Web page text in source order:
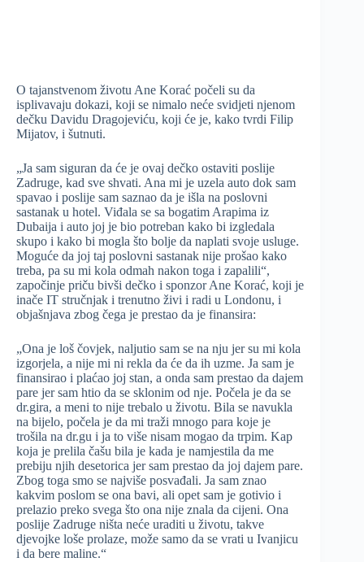
O tajanstvenom životu Ane Korać počeli su da
isplivavaju dokazi, koji se nimalo neće svidjeti njenom
dečku Davidu Dragojeviću, koji će je, kako tvrdi Filip
Mijatov, i šutnuti.
„Ja sam siguran da će je ovaj dečko ostaviti poslije
Zadruge, kad sve shvati. Ana mi je uzela auto dok sam
spavao i poslije sam saznao da je išla na poslovni
sastanak u hotel. Viđala se sa bogatim Arapima iz
Dubaija i auto joj je bio potreban kako bi izgledala
skupo i kako bi mogla što bolje da naplati svoje usluge.
Moguće da joj taj poslovni sastanak nije prošao kako
treba, pa su mi kola odmah nakon toga i zapalili“,
započinje priču bivši dečko i sponzor Ane Korać, koji je
inače IT stručnjak i trenutno živi i radi u Londonu, i
objašnjava zbog čega je prestao da je finansira:
„Ona je loš čovjek, naljutio sam se na nju jer su mi kola
izgorjela, a nije mi ni rekla da će da ih uzme. Ja sam je
finansirao i plaćao joj stan, a onda sam prestao da dajem
pare jer sam htio da se sklonim od nje. Počela je da se
dr.gira, a meni to nije trebalo u životu. Bila se navukla
na bijelo, počela je da mi traži mnogo para koje je
trošila na dr.gu i ja to više nisam mogao da trpim. Kap
koja je prelila čašu bila je kada je namjestila da me
prebiju njih desetorica jer sam prestao da joj dajem pare.
Zbog toga smo se najviše posvađali. Ja sam znao
kakvim poslom se ona bavi, ali opet sam je gotivio i
prelazio preko svega što ona nije znala da cijeni. Ona
poslije Zadruge ništa neće uraditi u životu, takve
djevojke loše prolaze, može samo da se vrati u Ivanjicu
i da bere maline.“